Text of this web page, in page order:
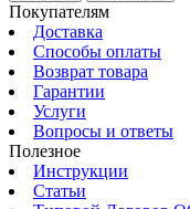
Покупателям
Доставка
Способы оплаты
Возврат товара
Гарантии
Услуги
Вопросы и ответы
Полезное
Инструкции
Статьи